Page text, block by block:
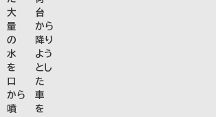
大
量
の
水
を
口
から
噴
台
から
降り
よう
とし
た
車
を